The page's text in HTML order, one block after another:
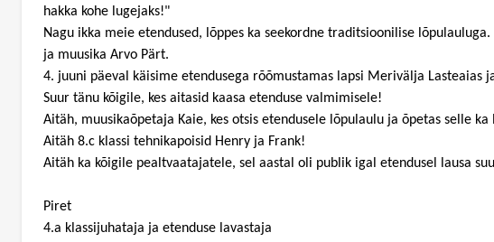
hakka kohe lugejaks!"
Nagu ikka meie etendused, lõppes ka seekordne traditsioonilise
ja muusika Arvo Pärt.
4. juuni päeval käisime etendusega rõõmustamas lapsi Merivälja Lasteaias
Suur tänu kõigile, kes aitasid kaasa etenduse valmimisele!
Aitäh, muusikaõpetaja Kaie, kes otsis etendusele lõpulaulu ja õpetas selle
Aitäh 8.c klassi tehnikapoisid Henry ja Frank!
Aitäh ka kõigile pealtvaatajatele, sel aastal oli publik igal etendusel lausa
Piret
4.a klassijuhataja ja etenduse lavastaja